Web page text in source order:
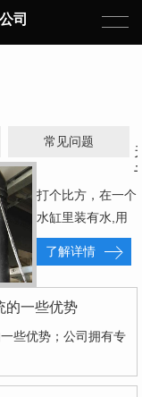
司
常见问题
打个比方，在一个
水缸里装有水,用
一根管子一端放在
水中,另一端在
缸…
了解详情
的一些优势
些优势；公司拥有专